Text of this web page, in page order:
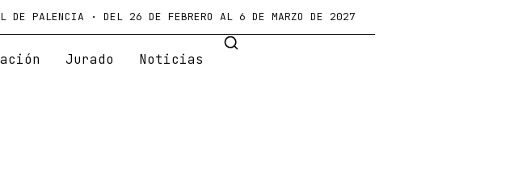
DE PALENCIA · DEL 26 DE FEBRERO AL 6 DE MARZO DE 2027
Jurado Noticias